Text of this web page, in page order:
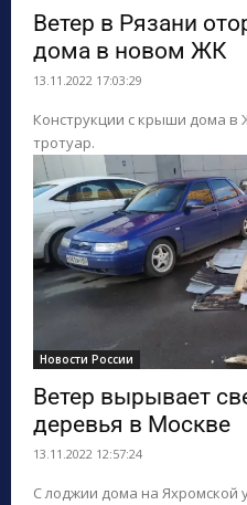
Ветер в Рязани
дома в новом ЖК
13.11.2022 17:03:29
Конструкции с крыши дома в
тротуар.
Новости России
Ветер вырывает
деревья в Москве
13.11.2022 12:57:24
С лоджии дома на Яхромской